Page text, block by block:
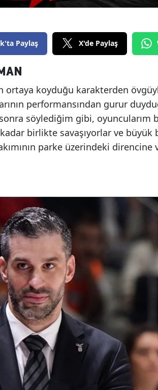
Paylaş X'de Paylaş
ortaya koyduğu karakterden
performansından gurur
söylediğim gibi, oyuncularım
birlikte savaşıyorlar ve büyük
parke üzerindeki direncine